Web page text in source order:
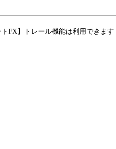
トFX】トレール機能は利用できます